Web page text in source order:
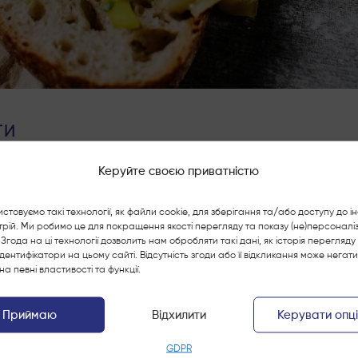
Керуйте своєю приватністю
такі технології, як файли cookie, для зберігання та/або доступу до
Ми робимо це для покращення якості перегляду та показу
на ці технології дозволить нам обробляти такі дані, як історія
на цьому сайті. Відсутність згоди або її відкликання може
певні властивості та функції.
Приймаю Відхилити Керувати
GDPR
масла
едам
ТОСТИ
масло і обсмажте на ньому цибулю-порей.Додайте
час. Запікайте шматочок хліба з сиром Едам в духовці,
градусів, протягом 5 хвилин. Тост кладемо на тарілку, на